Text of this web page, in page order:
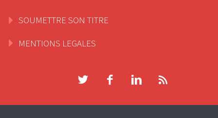
SOUMETTRE SON TITRE
MENTIONS LEGALES